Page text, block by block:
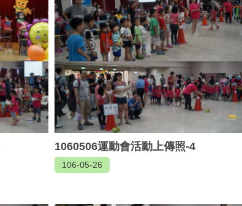
1060506運動會活動上傳照-4
106-05-26